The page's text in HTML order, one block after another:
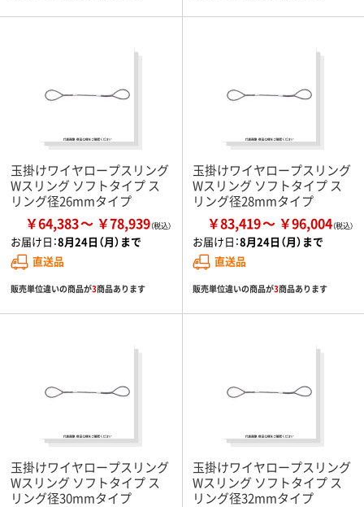
玉掛けワイヤロープスリング
Wスリング ソフトタイプ ス
リング径26mmタイプ
￥64,383 ￥78,939
お届け日：8月24日（月）まで
直送品
販売単位違いの商品が3商品あります
玉掛けワイヤロープスリング
Wスリング ソフトタイプ ス
リング径28mmタイプ
￥83,419 ￥96,004
お届け日：8月24日（月）まで
直送品
販売単位違いの商品が3商品あります
玉掛けワイヤロープスリング
Wスリング ソフトタイプ ス
リング径30mmタイプ
玉掛けワイヤロープスリング
Wスリング ソフトタイプ ス
リング径32mmタイプ